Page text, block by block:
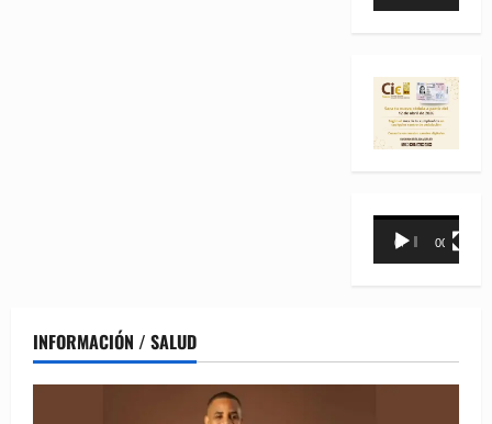
Reproductor
00:00 00:31
INFORMACIÓN / SALUD